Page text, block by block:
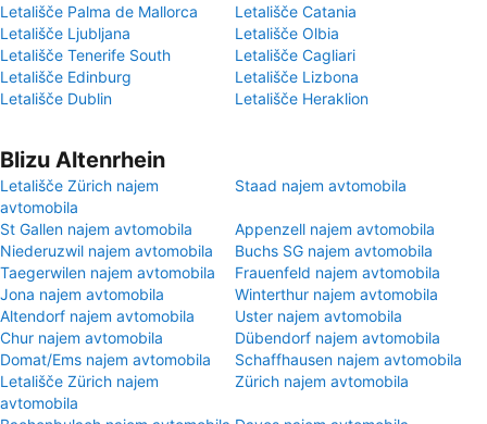
Letališče Palma de Mallorca
Letališče Catania
Letališče Ljubljana
Letališče Olbia
Letališče Tenerife South
Letališče Cagliari
Letališče Edinburg
Letališče Lizbona
Letališče Dublin
Letališče Heraklion
Blizu Altenrhein
Letališče Zürich najem
avtomobila
Staad najem avtomobila
St Gallen najem avtomobila
Appenzell najem avtomobila
Niederuzwil najem avtomobila
Buchs SG najem avtomobila
Taegerwilen najem avtomobila
Frauenfeld najem avtomobila
Jona najem avtomobila
Winterthur najem avtomobila
Altendorf najem avtomobila
Uster najem avtomobila
Chur najem avtomobila
Dübendorf najem avtomobila
Domat/Ems najem avtomobila
Schaffhausen najem avtomobila
Letališče Zürich najem
avtomobila
Zürich najem avtomobila